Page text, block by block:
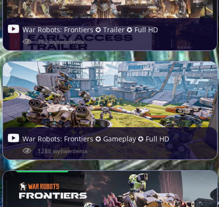
War Robots: Frontiers ✪ Trailer ✪ Full HD
762 wyświetlenia
War Robots: Frontiers ✪ Gameplay ✪ Full HD
1288 wyświetlenia